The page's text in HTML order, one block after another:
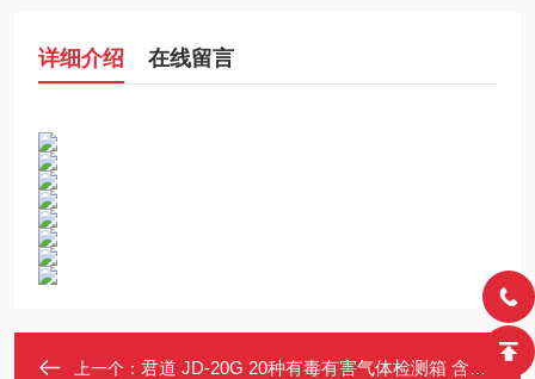
详细介绍 在线留言
上一个： 君道 JD-20G 20种有毒有害气体检测箱 含切割器与收集容器